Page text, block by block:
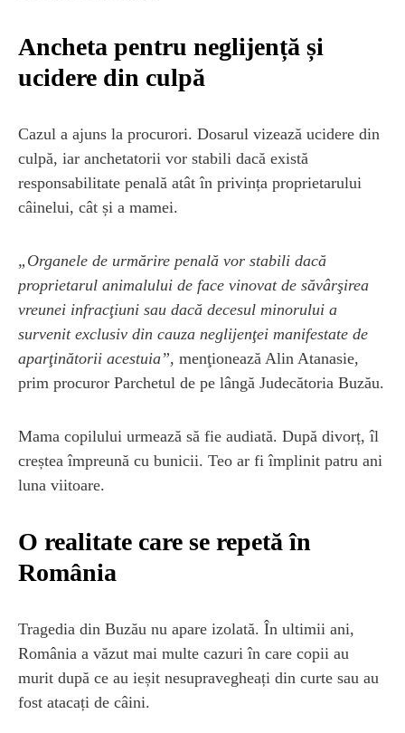
Ancheta pentru neglijență și
ucidere din culpă
Cazul a ajuns la procurori. Dosarul vizează ucidere din
culpă, iar anchetatorii vor stabili dacă există
responsabilitate penală atât în privința proprietarului
câinelui, cât și a mamei.
„Organele de urmărire penală vor stabili dacă
proprietarul animalului de face vinovat de săvârşirea
vreunei infracţiuni sau dacă decesul minorului a
survenit exclusiv din cauza neglijenţei manifestate de
aparţinătorii acestuia”, menţionează Alin Atanasie,
prim procuror Parchetul de pe lângă Judecătoria Buzău.
Mama copilului urmează să fie audiată. După divorț, îl
creștea împreună cu bunicii. Teo ar fi împlinit patru ani
luna viitoare.
O realitate care se repetă în
România
Tragedia din Buzău nu apare izolată. În ultimii ani,
România a văzut mai multe cazuri în care copii au
murit după ce au ieșit nesupravegheați din curte sau au
fost atacați de câini.